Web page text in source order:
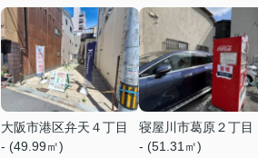
大阪市港区弁天４丁目
- (49.99㎡)
寝屋川市葛原２丁目
- (51.31㎡)